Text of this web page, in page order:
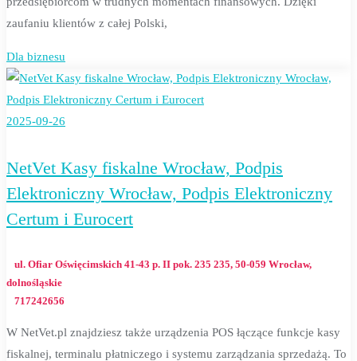
zaufaniu klientów z całej Polski,
Dla biznesu
2025-09-26
NetVet Kasy fiskalne Wrocław, Podpis
Elektroniczny Wrocław, Podpis Elektroniczny
Certum i Eurocert
ul. Ofiar Oświęcimskich 41-43 p. II pok. 235 235, 50-059 Wrocław,
dolnośląskie
717242656
W NetVet.pl znajdziesz także urządzenia POS łączące funkcje kasy
fiskalnej, terminalu płatniczego i systemu zarządzania sprzedażą. To